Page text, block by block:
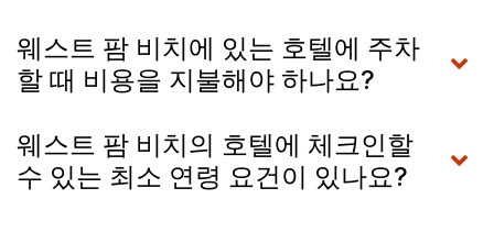
웨스트 팜 비치에 있는 호텔에 주차
할 때 비용을 지불해야 하나요?
웨스트 팜 비치의 호텔에 체크인할
수 있는 최소 연령 요건이 있나요?